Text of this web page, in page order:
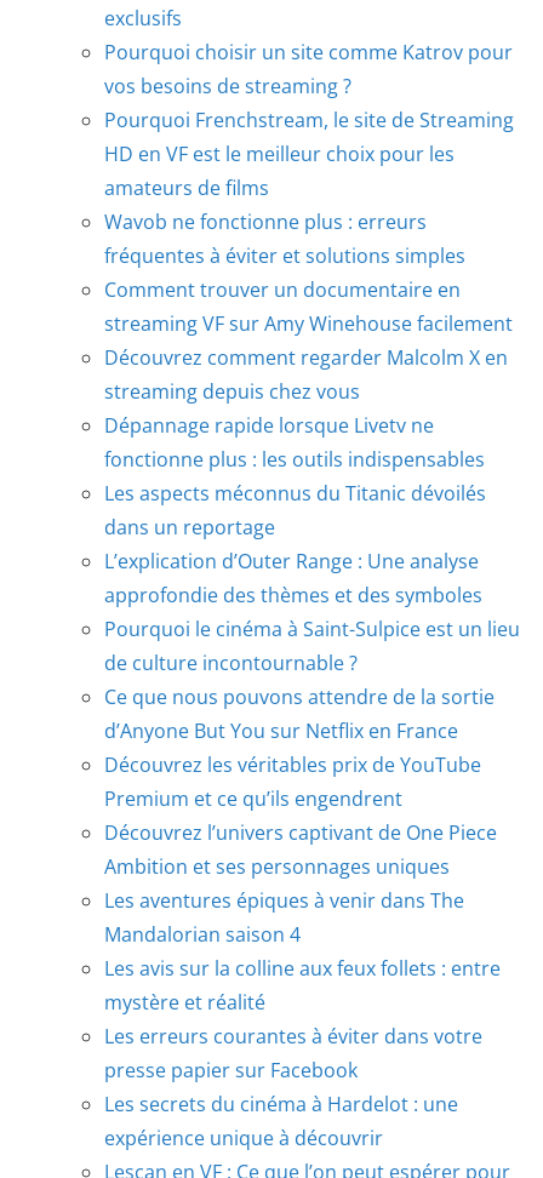
exclusifs
Pourquoi choisir un site comme Katrov pour
vos besoins de streaming ?
Pourquoi Frenchstream, le site de Streaming
HD en VF est le meilleur choix pour les
amateurs de films
Wavob ne fonctionne plus : erreurs
fréquentes à éviter et solutions simples
Comment trouver un documentaire en
streaming VF sur Amy Winehouse facilement
Découvrez comment regarder Malcolm X en
streaming depuis chez vous
Dépannage rapide lorsque Livetv ne
fonctionne plus : les outils indispensables
Les aspects méconnus du Titanic dévoilés
dans un reportage
L’explication d’Outer Range : Une analyse
approfondie des thèmes et des symboles
Pourquoi le cinéma à Saint-Sulpice est un lieu
de culture incontournable ?
Ce que nous pouvons attendre de la sortie
d’Anyone But You sur Netflix en France
Découvrez les véritables prix de YouTube
Premium et ce qu’ils engendrent
Découvrez l’univers captivant de One Piece
Ambition et ses personnages uniques
Les aventures épiques à venir dans The
Mandalorian saison 4
Les avis sur la colline aux feux follets : entre
mystère et réalité
Les erreurs courantes à éviter dans votre
presse papier sur Facebook
Les secrets du cinéma à Hardelot : une
expérience unique à découvrir
Lescan en VF : Ce que l’on peut espérer pour